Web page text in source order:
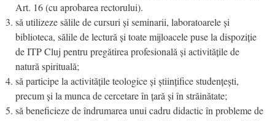
Art. 16 (cu aprobarea rectorului).
să utilizeze sălile de cursuri și seminarii, laboratoarele și
biblioteca, sălile de lectură și toate mijloacele puse la dispoziție
de ITP Cluj pentru pregătirea profesională și activitățile de
natură spirituală;
să participe la activitățile teologice și științifice studențești,
precum și la munca de cercetare în țară și în străinătate;
să beneficieze de îndrumarea unui cadru didactic în probleme de